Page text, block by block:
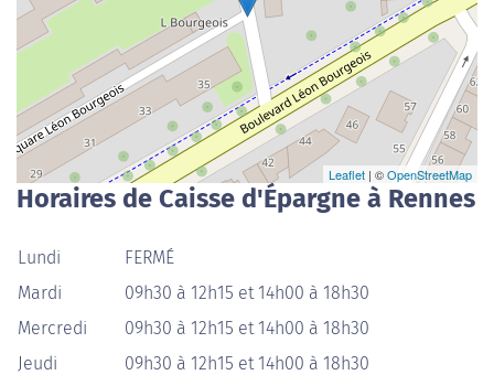
Leaflet | ©OpenStreetMap
Horaires de Caisse d'Épargne à Rennes
Lundi
FERMÉ
Mardi
09h30 à 12h15 et 14h00 à 18h30
Mercredi
09h30 à 12h15 et 14h00 à 18h30
Jeudi
09h30 à 12h15 et 14h00 à 18h30